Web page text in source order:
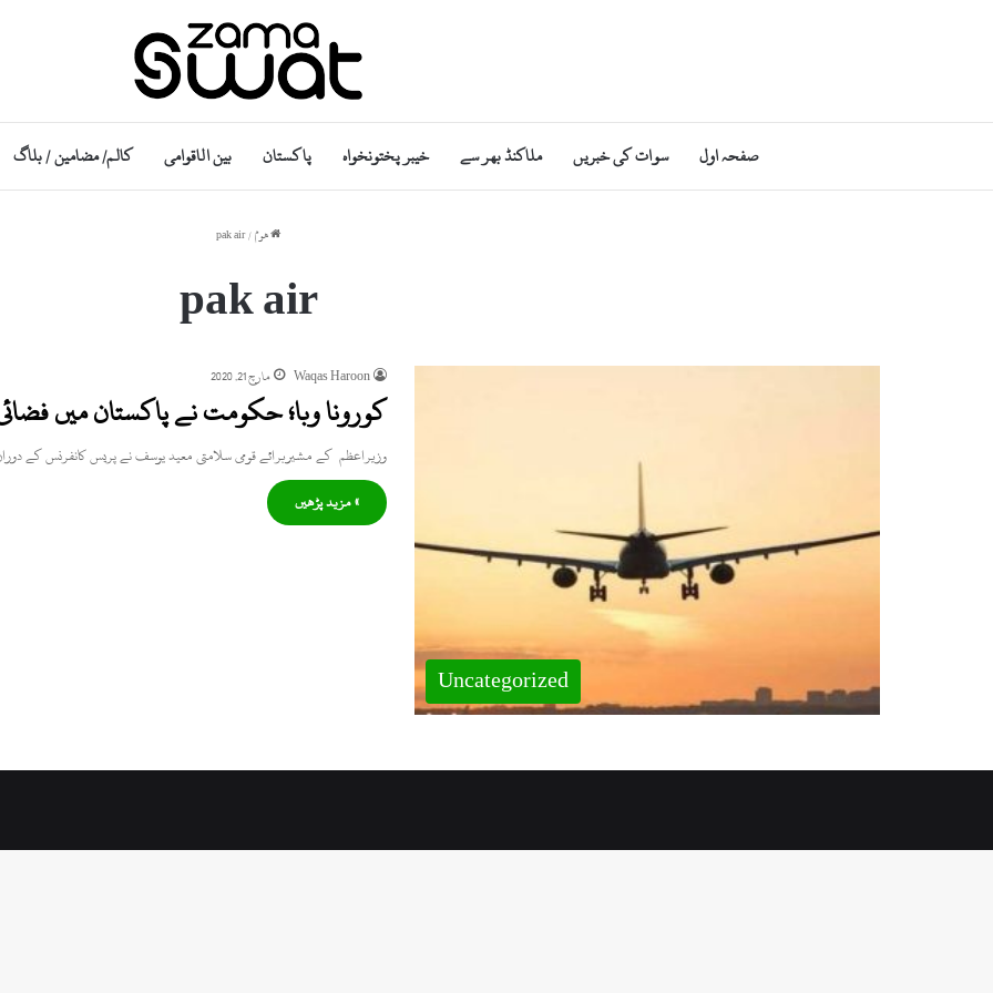
صفحہ اول سوات کی خبریں ملاکنڈ بھر سے خیبر پختونخواہ پاکستان بین الاقوامی کالم/ مضامین / بلاگ
ھوم/
pak air
pak air
Uncategorized
Waqas Haroon مارچ 21, 2020
کورونا وبا؛ حکومت نے پاکستان میں
وزیراعظم کے مشیربرائے قومی سلامتی معید یوسف نے پریس کانفرنس کے
» مزید پڑھیں